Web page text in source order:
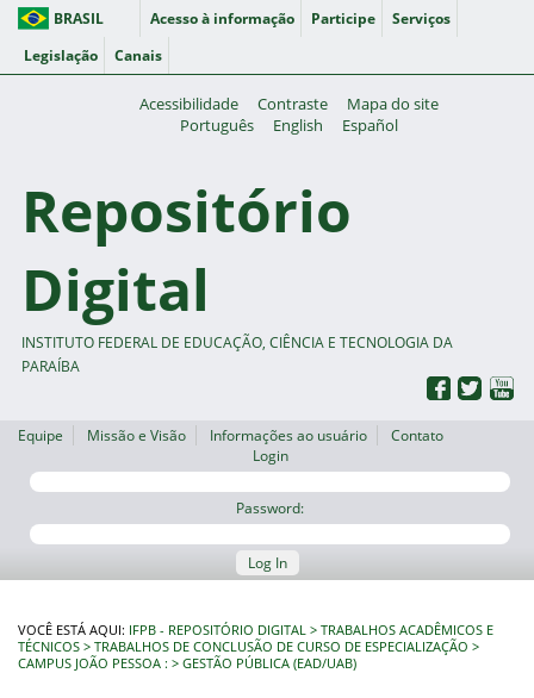
BRASIL Acesso à informação Participe
Serviços
Legislação
Canais
Acessibilidade Contraste
Mapa do site
Português
English Español
Repositório
Digital
INSTITUTO FEDERAL DE EDUCAÇÃO, CIÊNCIA E TECNOLOGIA DA
PARAÍBA
Equipe Missão e Visão Informações ao usuário
Contato
Login
Password:
Log In
VOCÊ ESTÁ AQUI: IFPB - REPOSITÓRIO DIGITAL
TRABALHOS ACADÊMICOS E
TÉCNICOS
TRABALHOS DE CONCLUSÃO DE CURSO DE ESPECIALIZAÇÃO
CAMPUS JOÃO PESSOA :
GESTÃO PÚBLICA (EAD/UAB)